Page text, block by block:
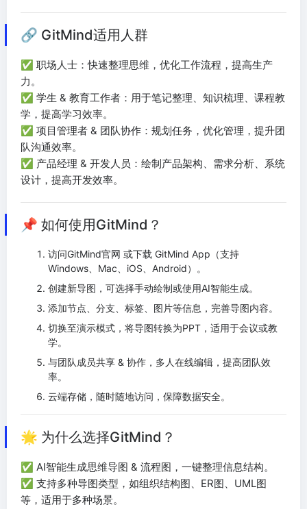
🔗 GitMind适用人群
✅ 职场人士：快速整理思维，优化工作流程，提高生产
力。
✅ 学生 & 教育工作者：用于笔记整理、知识梳理、课程教
学，提高学习效率。
✅ 项目管理者 & 团队协作：规划任务，优化管理，提升团
队沟通效率。
✅ 产品经理 & 开发人员：绘制产品架构、需求分析、系统
设计，提高开发效率。
📌 如何使用GitMind？
访问GitMind官网 或下载 GitMind App（支持
Windows、Mac、iOS、Android）。
创建新导图，可选择手动绘制或使用AI智能生成。
添加节点、分支、标签、图片等信息，完善导图内容。
切换至演示模式，将导图转换为PPT，适用于会议或教
学。
与团队成员共享 & 协作，多人在线编辑，提高团队效
率。
云端存储，随时随地访问，保障数据安全。
🌟 为什么选择GitMind？
✅ AI智能生成思维导图 & 流程图，一键整理信息结构。
✅ 支持多种导图类型，如组织结构图、ER图、UML图
等，适用于多种场景。